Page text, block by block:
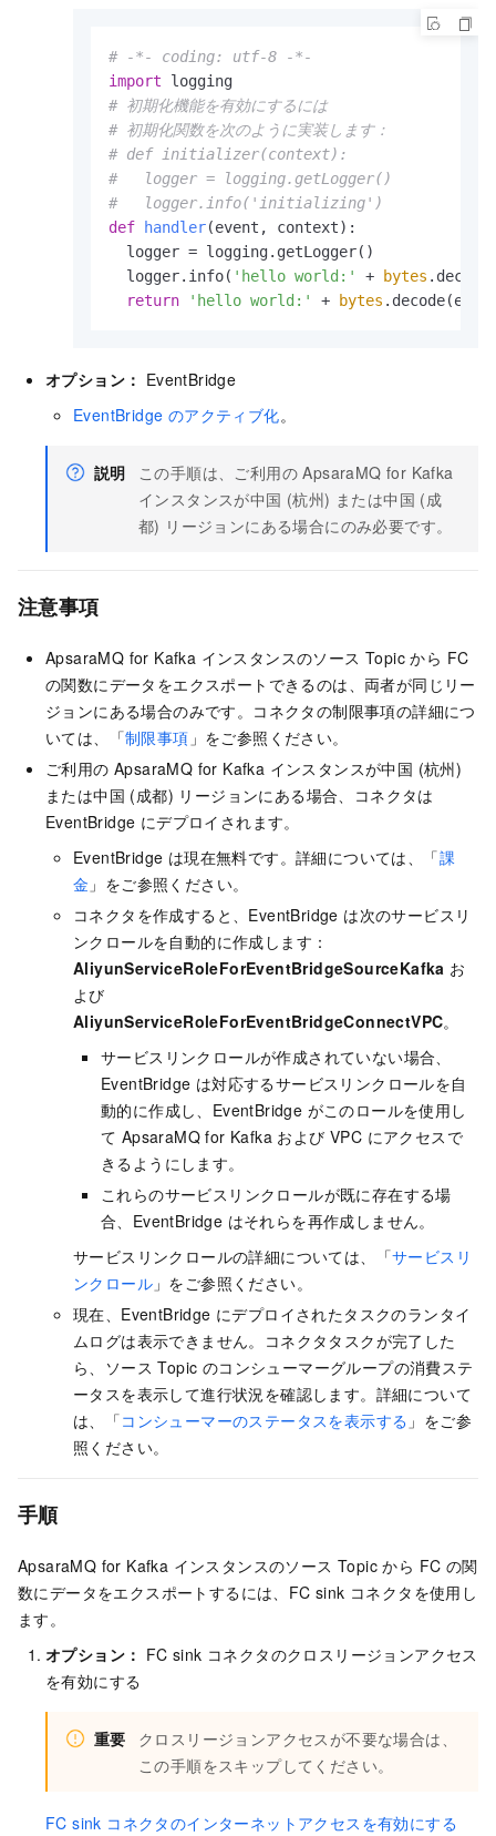
# -*- coding: utf-8 -*-
import
# 初期化機能を有効にするには
# 初期化関数を次のように実装します：
# def initializer(context):
#   logger = logging.getLogger()
#   logger.info('initializing')
def
handler(event, context):
  logger = logging.getLogger()
  logger.info(
'hello world:' + bytes
return
'hello world:' + bytes
オプション： EventBridge
EventBridge のアクティブ化。
説明
この手順は、ご利用の ApsaraMQ for Kafka
インスタンスが中国 (杭州) または中国 (成
都) リージョンにある場合にのみ必要です。
注意事項
ApsaraMQ for Kafka インスタンスのソース Topic から FC
の関数にデータをエクスポートできるのは、両者が同じリー
ジョンにある場合のみです。コネクタの制限事項の詳細につ
いては、「制限事項 」をご参照ください。
ご利用の ApsaraMQ for Kafka インスタンスが中国 (杭州)
または中国 (成都) リージョンにある場合、コネクタは
EventBridge にデプロイされます。
EventBridge は現在無料です。詳細については、「課
金 」をご参照ください。
コネクタを作成すると、 EventBridge は次のサービスリ
ンクロールを自動的に作成します：
AliyunServiceRoleForEventBridgeSourceKafka お
よび
AliyunServiceRoleForEventBridgeConnectVPC。
サービスリンクロールが作成されていない場合、
EventBridge は対応するサービスリンクロールを自
動的に作成し、 EventBridge がこのロールを使用し
て ApsaraMQ for Kafka および VPC にアクセスで
きるようにします。
これらのサービスリンクロールが既に存在する場
合、 EventBridge はそれらを再作成しません。
サービスリンクロールの詳細については、「サービスリ
ンクロール 」をご参照ください。
現在、 EventBridge にデプロイされたタスクのランタイ
ムログは表示できません。コネクタタスクが完了した
ら、ソース Topic のコンシューマーグループの消費ステ
ータスを表示して進行状況を確認します。詳細について
は、「コンシューマーのステータスを表示する 」をご参
照ください。
手順
ApsaraMQ for Kafka インスタンスのソース Topic から FC の関
数にデータをエクスポートするには、FC sink コネクタを使用し
ます。
オプション： FC sink コネクタのクロスリージョンアクセス
を有効にする
重要
クロスリージョンアクセスが不要な場合は、
この手順をスキップしてください。
FC sink コネクタのインターネットアクセスを有効にする